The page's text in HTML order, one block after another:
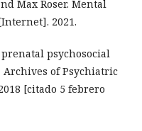
Max Roser. Mental
2021.
prenatal psychosocial
of Psychiatric
[citado 5 febrero